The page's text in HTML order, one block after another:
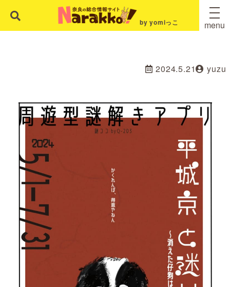
by yomiっこ menu
2024.5.21 yuzu